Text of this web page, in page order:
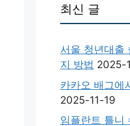
최신 글
서울 청년대출
지 방법 2025-
카카오 배그에
2025-11-19
임플란트 틀니